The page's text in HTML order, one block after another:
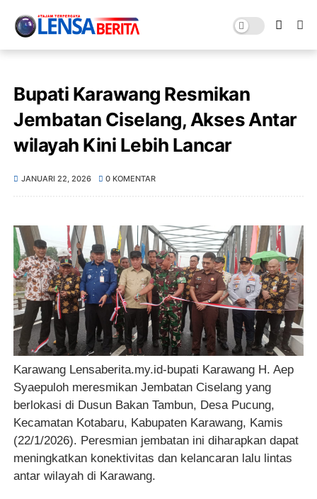
Bupati Karawang Resmikan
Jembatan Ciselang, Akses Antar
wilayah Kini Lebih Lancar
JANUARI 22, 2026 0 KOMENTAR
Karawang Lensaberita.my.id-bupati Karawang H. Aep
Syaepuloh meresmikan Jembatan Ciselang yang
berlokasi di Dusun Bakan Tambun, Desa Pucung,
Kecamatan Kotabaru, Kabupaten Karawang, Kamis
(22/1/2026). Peresmian jembatan ini diharapkan dapat
meningkatkan konektivitas dan kelancaran lalu lintas
antar wilayah di Karawang.